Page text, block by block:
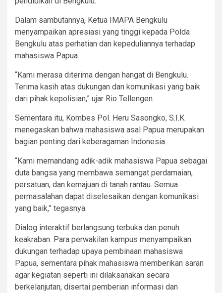
Dalam sambutannya, Ketua IMAPA Bengkulu
menyampaikan apresiasi yang tinggi kepada Polda
Bengkulu atas perhatian dan kepeduliannya terhadap
mahasiswa Papua.
“Kami merasa diterima dengan hangat di Bengkulu.
Terima kasih atas dukungan dan komunikasi yang baik
dari pihak kepolisian,” ujar Rio Tellengen.
Sementara itu, Kombes Pol. Heru Sasongko, S.I.K.
menegaskan bahwa mahasiswa asal Papua merupakan
bagian penting dari keberagaman Indonesia.
“Kami memandang adik-adik mahasiswa Papua sebagai
duta bangsa yang membawa semangat perdamaian,
persatuan, dan kemajuan di tanah rantau. Semua
permasalahan dapat diselesaikan dengan komunikasi
yang baik,” tegasnya.
Dialog interaktif berlangsung terbuka dan penuh
keakraban. Para perwakilan kampus menyampaikan
dukungan terhadap upaya pembinaan mahasiswa
Papua, sementara pihak mahasiswa memberikan saran
agar kegiatan seperti ini dilaksanakan secara
berkelanjutan, disertai pemberian informasi dan